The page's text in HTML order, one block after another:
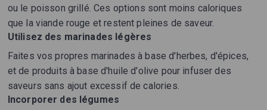
ou le poisson grillé. Ces options sont moins caloriques
que la viande rouge et restent pleines de saveur.
Utilisez des marinades légères
Faites vos propres marinades à base d'herbes, d'épices,
et de produits à base d'huile d'olive pour infuser des
saveurs sans ajout excessif de calories.
Incorporer des légumes